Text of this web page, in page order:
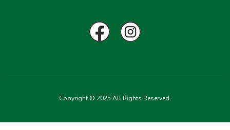
Copyright © 2025 All Rights Reserved.